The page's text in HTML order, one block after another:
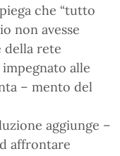
che “tutto
non avesse
della rete
alle
– mento del
aggiunge –
affrontare